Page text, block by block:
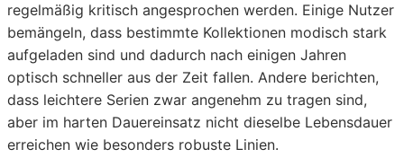
regelmäßig kritisch angesprochen werden. Einige Nutzer
bemängeln, dass bestimmte Kollektionen modisch stark
aufgeladen sind und dadurch nach einigen Jahren
optisch schneller aus der Zeit fallen. Andere berichten,
dass leichtere Serien zwar angenehm zu tragen sind,
aber im harten Dauereinsatz nicht dieselbe Lebensdauer
erreichen wie besonders robuste Linien.